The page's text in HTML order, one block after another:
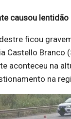
causou
ficou
Castello Branco
aconteceu na
na